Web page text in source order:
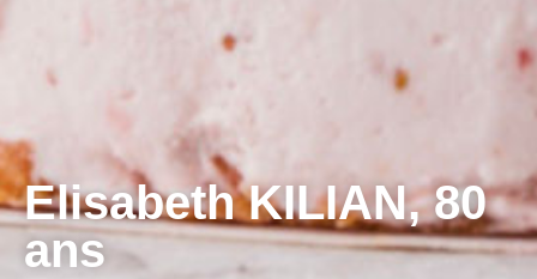
Elisabeth KILIAN, 80
ans